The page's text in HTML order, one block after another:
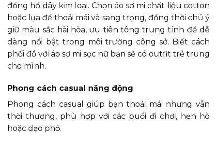
đồng hồ dây kim loại. Chọn áo sơ mi chất liệu cotton
hoặc lụa để thoải mái và sang trọng, đồng thời chú ý
giữ màu sắc hài hòa, ưu tiên tông trung tính để dễ
dàng nổi bật trong môi trường công sở. Biết cách
phối đồ với áo sơ mi sọc nữ bạn sẽ có outfit trẻ trung
cho mình.
Phong cách casual năng động
Phong cách casual giúp bạn thoải mái nhưng vẫn
thời thượng, phù hợp với các buổi đi chơi, hẹn hò
hoặc dạo phố.